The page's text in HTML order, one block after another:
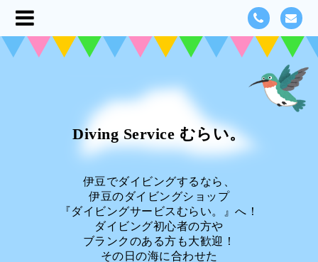
Diving Service むらい。
伊豆でダイビングするなら、
伊豆のダイビングショップ
『ダイビングサービスむらい。』へ！
ダイビング初心者の方や
ブランクのある方も大歓迎！
その日の海に合わせた